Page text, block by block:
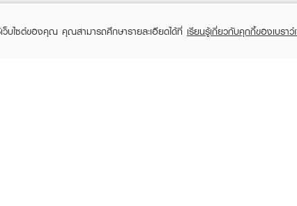
ว็บไซต์ของคุณ คุณสามารถศึกษารายละเอียดได้ที่ เรียนรู้เกี่ยวกับคุกกี้ของเบราว์